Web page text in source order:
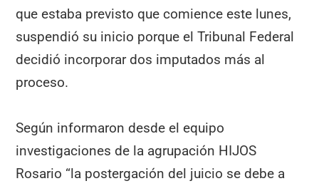
que estaba previsto que comience este lunes,
suspendió su inicio porque el Tribunal Federal
decidió incorporar dos imputados más al
proceso.
Según informaron desde el equipo
investigaciones de la agrupación HIJOS
Rosario “la postergación del juicio se debe a